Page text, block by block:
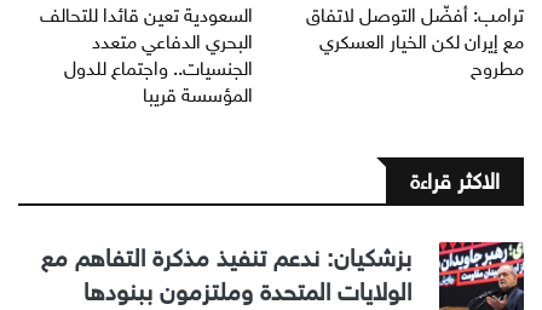
ترامب: أفضّل التوصل لاتفاق
مع إيران لكن الخيار العسكري
مطروح
السعودية تعين قائدا للتحالف
البحري الدفاعي متعدد
الجنسيات.. واجتماع للدول
المؤسسة قريبا
الاكثر قراءة
بزشكيان: ندعم تنفيذ مذكرة التفاهم مع
الولايات المتحدة وملتزمون ببنودها